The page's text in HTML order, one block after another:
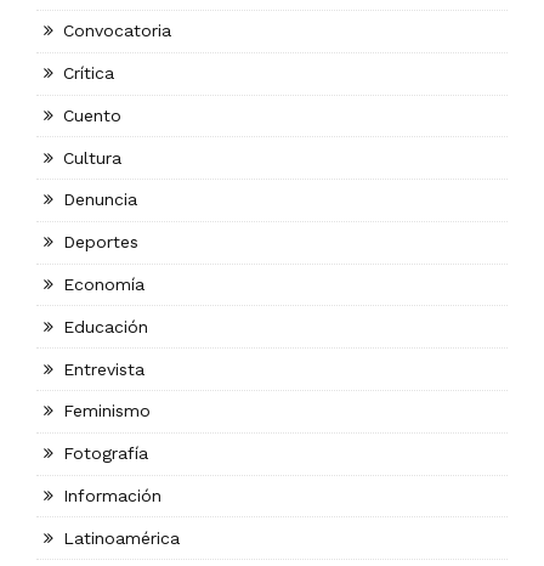
Convocatoria
Crítica
Cuento
Cultura
Denuncia
Deportes
Economía
Educación
Entrevista
Feminismo
Fotografía
Información
Latinoamérica